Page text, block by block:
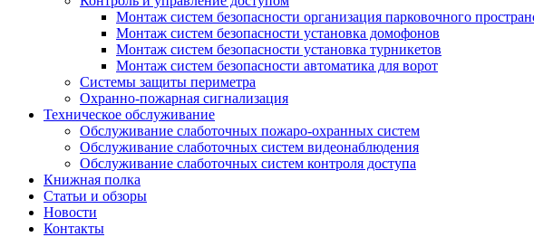
Монтаж систем безопасности организация парковочного
Монтаж систем безопасности установка домофонов
Монтаж систем безопасности установка турникетов
Монтаж систем безопасности автоматика для ворот
Системы защиты периметра
Охранно-пожарная сигнализация
Техническое обслуживание
Обслуживание слаботочных пожаро-охранных систем
Обслуживание слаботочных систем видеонаблюдения
Обслуживание слаботочных систем контроля доступа
Книжная полка
Статьи и обзоры
Новости
Контакты